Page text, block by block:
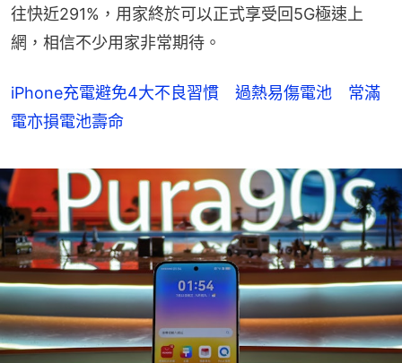
往快近291%，用家終於可以正式享受回5G極速上
網，相信不少用家非常期待。
iPhone充電避免4大不良習慣 過熱易傷電池 常滿
電亦損電池壽命